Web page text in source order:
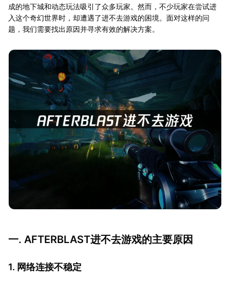
成的地下城和动态玩法吸引了众多玩家。然而，不少玩家在尝试进
入这个奇幻世界时，却遭遇了进不去游戏的困境。面对这样的问
题，我们需要找出原因并寻求有效的解决方案。
一. AFTERBLAST进不去游戏的主要原因
1. 网络连接不稳定